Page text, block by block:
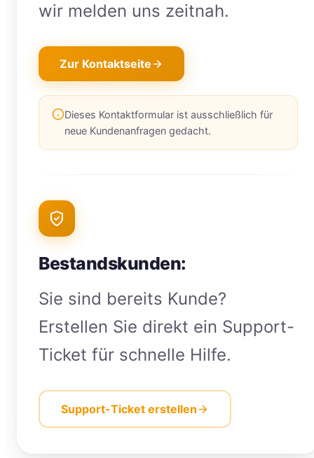
wir melden uns zeitnah.
Zur Kontaktseite
Dieses Kontaktformular ist ausschließlich für
neue Kundenanfragen gedacht.
Bestandskunden:
Sie sind bereits Kunde?
Erstellen Sie direkt ein Support-
Ticket für schnelle Hilfe.
Support-Ticket erstellen